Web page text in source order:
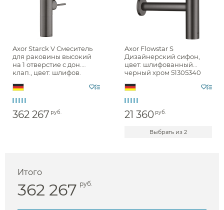
Axor Starck V Смеситель
для раковины высокий
на 1 отверстие с дон.
клап., цвет: шлифов.
362 267 руб.
Axor Flowstar S
Дизайнерский сифон,
цвет: шлифованный
черный хром 51305340
21 360 руб.
Выбрать из 2
Итого
362 267 руб.